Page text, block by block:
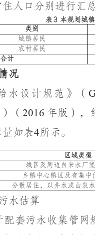
人口分别进行汇
表 3 本规划城
类别
城镇居民
农村居民
合计
况
水设计规范》（
）（ 2016 年版），
如表4所示。
区域类型
城区及周边自来水厂
乡镇中心镇区及有集中
分散居住，以井水或山泉
水估算
配套污水收集管